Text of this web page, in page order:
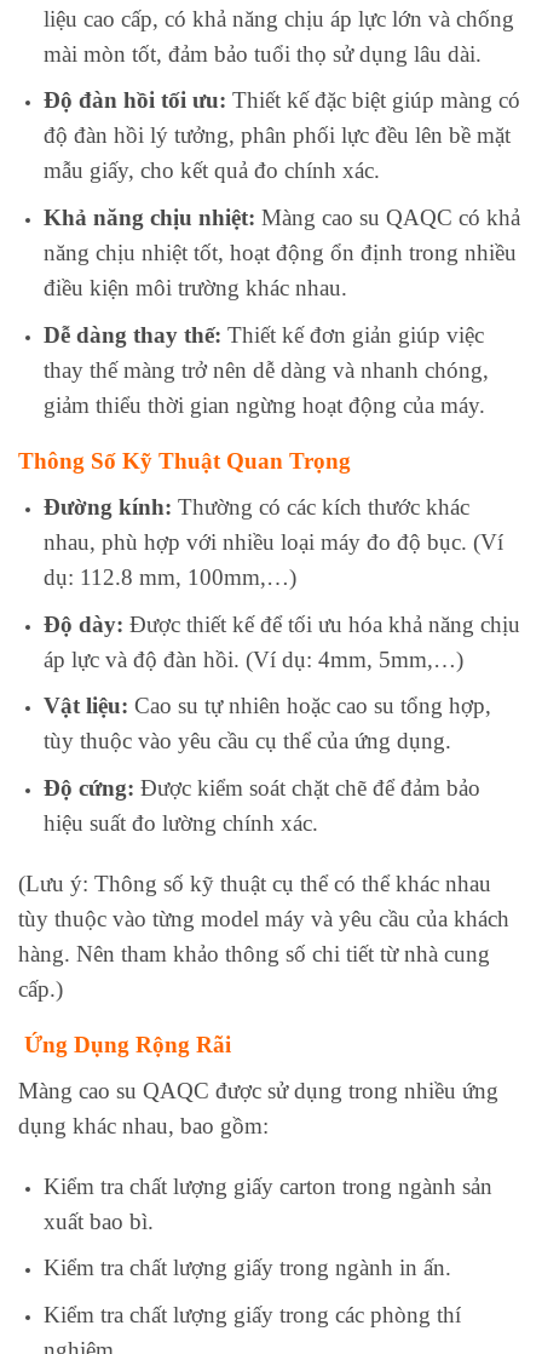
liệu cao cấp, có khả năng chịu áp lực lớn và chống
mài mòn tốt, đảm bảo tuổi thọ sử dụng lâu dài.
Độ đàn hồi tối ưu: Thiết kế đặc biệt giúp màng có
độ đàn hồi lý tưởng, phân phối lực đều lên bề mặt
mẫu giấy, cho kết quả đo chính xác.
Khả năng chịu nhiệt: Màng cao su QAQC có khả
năng chịu nhiệt tốt, hoạt động ổn định trong nhiều
điều kiện môi trường khác nhau.
Dễ dàng thay thế: Thiết kế đơn giản giúp việc
thay thế màng trở nên dễ dàng và nhanh chóng,
giảm thiểu thời gian ngừng hoạt động của máy.
Thông Số Kỹ Thuật Quan Trọng
Đường kính: Thường có các kích thước khác
nhau, phù hợp với nhiều loại máy đo độ bục. (Ví
dụ: 112.8 mm, 100mm,…)
Độ dày: Được thiết kế để tối ưu hóa khả năng chịu
áp lực và độ đàn hồi. (Ví dụ: 4mm, 5mm,…)
Vật liệu: Cao su tự nhiên hoặc cao su tổng hợp,
tùy thuộc vào yêu cầu cụ thể của ứng dụng.
Độ cứng: Được kiểm soát chặt chẽ để đảm bảo
hiệu suất đo lường chính xác.
(Lưu ý: Thông số kỹ thuật cụ thể có thể khác nhau
tùy thuộc vào từng model máy và yêu cầu của khách
hàng. Nên tham khảo thông số chi tiết từ nhà cung
cấp.)
Ứng Dụng Rộng Rãi
Màng cao su QAQC được sử dụng trong nhiều ứng
dụng khác nhau, bao gồm:
Kiểm tra chất lượng giấy carton trong ngành sản
xuất bao bì.
Kiểm tra chất lượng giấy trong ngành in ấn.
Kiểm tra chất lượng giấy trong các phòng thí